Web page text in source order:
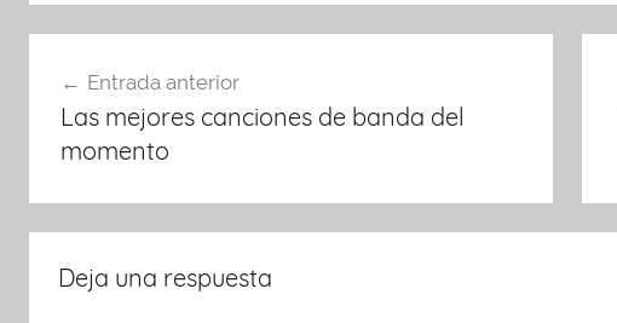
de
entradas
Entrada anterior
Las mejores canciones de banda del
momento
Deja una respuesta